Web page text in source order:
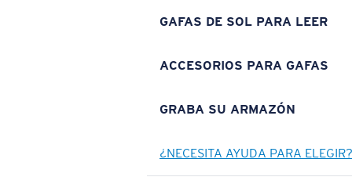
GAFAS DE SOL PARA LEER
ACCESORIOS PARA GAFAS
GRABA SU ARMAZÓN
¿NECESITA AYUDA PARA ELEGIR?